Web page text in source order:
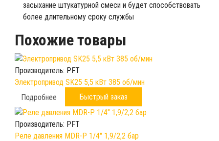
засыхание штукатурной смеси и будет способствовать
более длительному сроку службы
Похожие товары
Производитель: PFT
Электропривод SK25 5,5 кВт 385 об/мин
Подробнее
Быстрый заказ
Производитель: PFT
Реле давления MDR-P 1/4" 1,9/2,2 бар